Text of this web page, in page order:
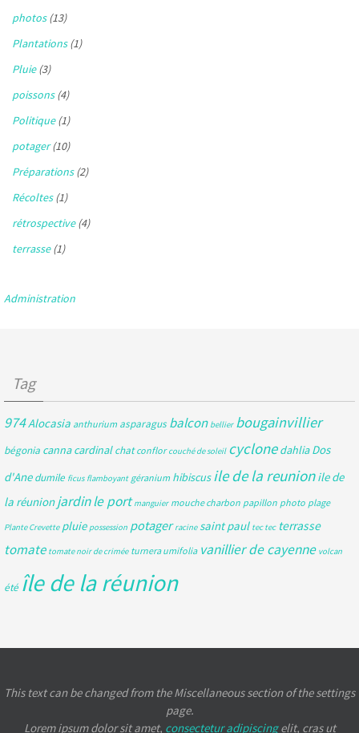
photos(13)
Plantations(1)
Pluie(3)
poissons(4)
Politique(1)
potager(10)
Préparations(2)
Récoltes(1)
rétrospective(4)
terrasse(1)
Administration
Tag
974Alocasia anthurium asparagus balcon bellier bougainvillier
bégonia canna cardinal chat conflor couché de soleil cyclone dahlia Dos
d'Ane dumile ficus flamboyant géranium hibiscus ile de la reunion ile de
la réunion jardinle port manguier mouche charbon papillon photo plage
Plante Crevette pluie possession potager racine saint paul tec tec terrasse
tomate tomate noir de crimée turnera umifolia vanillier de cayenne volcan
été île de la réunion
This text can be changed from the Miscellaneous section of the settings
page.
Lorem ipsumdolor sit amet, consectetur adipiscingelit, cras ut